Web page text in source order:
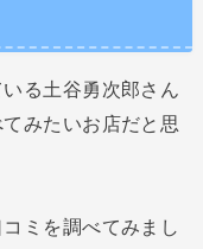
る土谷勇次郎さん
みたいお店だと思
ミを調べてみまし